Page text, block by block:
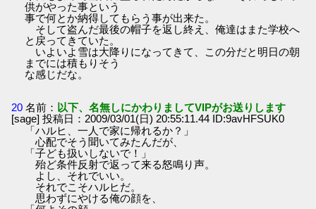
供がやった事という
事で何とか納得してもらう事が出来た。
そして盗んだ最後の帽子を返し終え、俺達はまた学校へ
と戻ってきていた。
いよいよ雪は大降りになってきて、この分だと明日の朝
までには積もりそう
な感じだな。
20 名前： 以下、名無しにかわりましてVIPがお送りします
[sage] 投稿日：2009/03/01(日) 20:55:11.44 ID:9avHFSUK0
「ハルヒ、一人で家に帰れるか？」
心配でそう聞いてみたんだが、
「子ども扱いしないで！」
殆ど条件反射で返って来る怒鳴り声。
よし、それでいい。
それでこそハルヒだ。
思わずにやける俺の顔を、